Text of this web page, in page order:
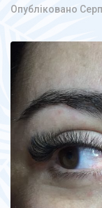
Опубліковано